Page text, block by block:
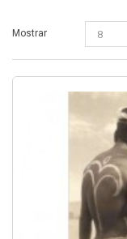
Mostrar